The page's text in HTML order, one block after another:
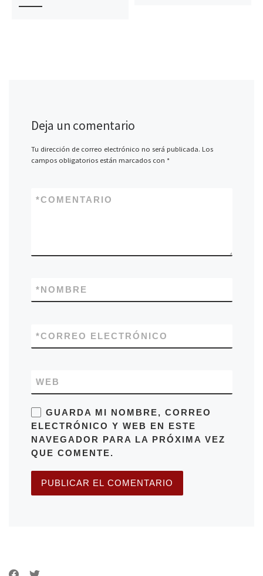
Deja un comentario
Tu dirección de correo electrónico no será publicada. Los
campos obligatorios están marcados con *
COMENTARIO
*
NOMBRE
*
CORREO ELECTRÓNICO
*
WEB
GUARDA MI NOMBRE, CORREO
ELECTRÓNICO Y WEB EN ESTE
NAVEGADOR PARA LA PRÓXIMA VEZ
QUE COMENTE.